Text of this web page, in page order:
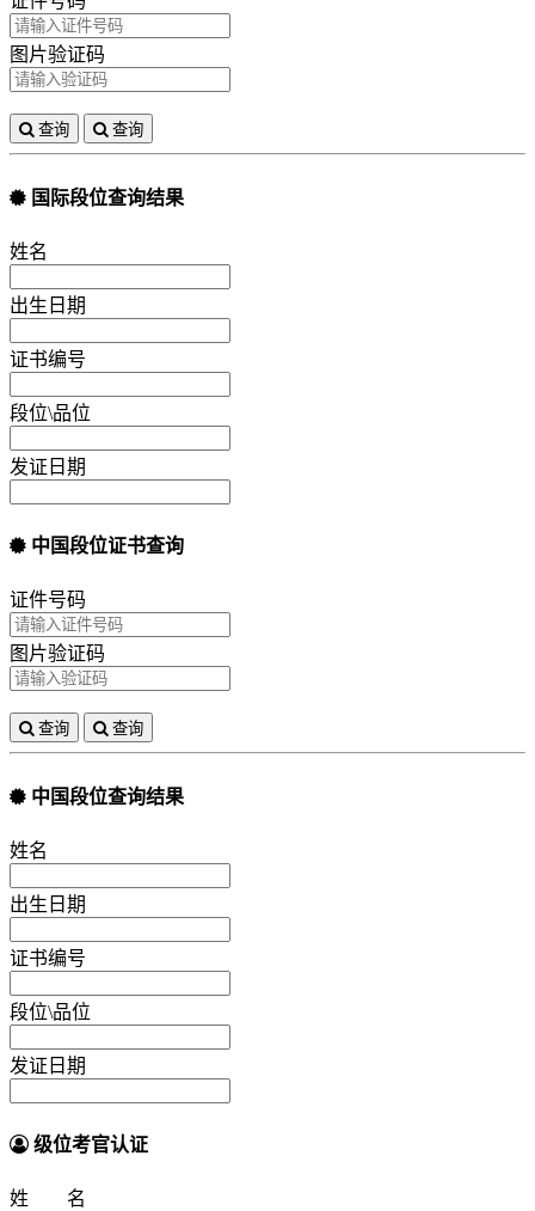
图片验证码
查询 查询
国际段位查询结果
姓名
出生日期
证书编号
段位\品位
发证日期
中国段位证书查询
证件号码
图片验证码
查询 查询
中国段位查询结果
姓名
出生日期
证书编号
段位\品位
发证日期
级位考官认证
姓 名